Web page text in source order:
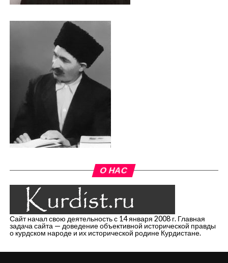
О НАС
Сайт начал свою деятельность с 14 января 2008 г. Главная
задача сайта — доведение объективной исторической правды
о курдском народе и их исторической родине Курдистане.